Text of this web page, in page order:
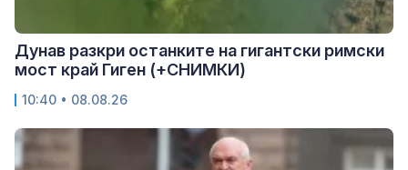
Дунав разкри останките на гигантски римски
мост край Гиген (+СНИМКИ)
10:40 • 08.08.26